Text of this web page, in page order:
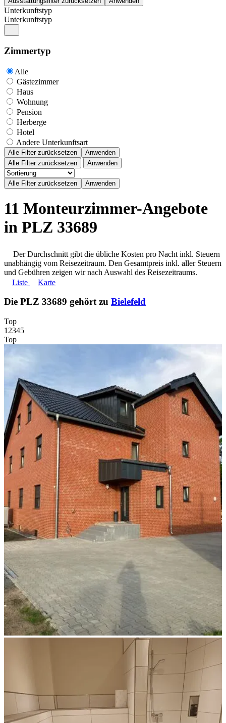
Unterkunftstyp
Unterkunftstyp
Zimmertyp
Alle
Gästezimmer
Haus
Wohnung
Pension
Herberge
Hotel
Andere Unterkunftsart
Alle Filter zurücksetzen
Anwenden
Alle Filter zurücksetzen
Anwenden
11 Monteurzimmer-Angebote
in PLZ 33689
Der Durchschnitt gibt die übliche Kosten pro Nacht inkl. Steuern
unabhängig vom Reisezeitraum. Den Gesamtpreis inkl. aller Steuern
und Gebühren zeigen wir nach Auswahl des Reisezeitraums.
Liste
Karte
Die PLZ 33689 gehört zu Bielefeld
Top
1 2345
Top